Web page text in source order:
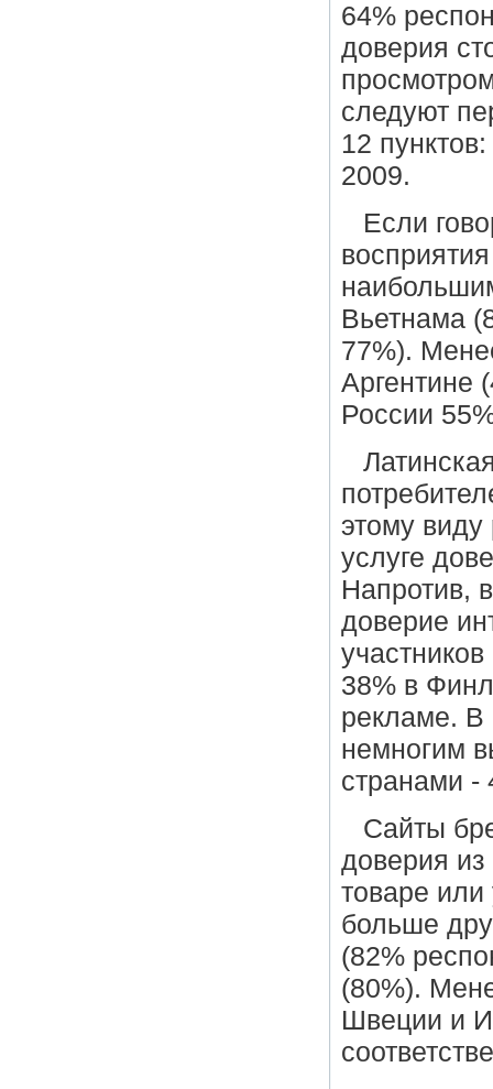
64%
доверия
следуют
12
2009.
Если
Вьетнама
77%).
Аргентине
России
этому
услуге
Напротив,
доверие
38% в
рекламе. В
немногим
странами -
Сайты
доверия
товаре
больше
(82%
(80%).
Швеции и